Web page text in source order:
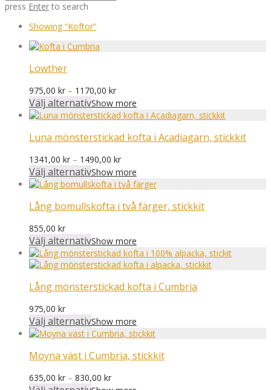
press Enter to search
Showing “Koftor”
Lowther
975,00 kr – 1170,00 krPrisintervall:
975,00 kr
till
Välj alternativShow more
Luna mönsterstickad kofta i Acadiagarn, stickkit
1341,00 kr – 1490,00 krPrisintervall:
1341,00 kr
till
1490,00 kr
Välj alternativShow more
Lång bomullskofta i två färger, stickkit
855,00 kr
Välj alternativShow more
Lång mönsterstickad kofta i Cumbria
975,00 kr
Välj alternativShow more
Moyna väst i Cumbria, stickkit
635,00 kr – 830,00 krPrisintervall: